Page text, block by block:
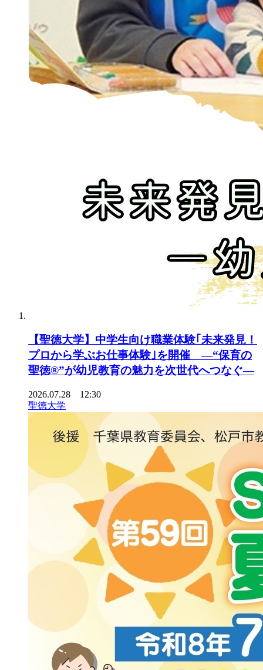
【聖徳大学】中学生向け職業体験｢未来発見！
プロから学ぶお仕事体験｣を開催 ―“保育の
聖徳®”が幼児教育の魅力を次世代へつなぐ―
2026.07.28 12:30
聖徳大学